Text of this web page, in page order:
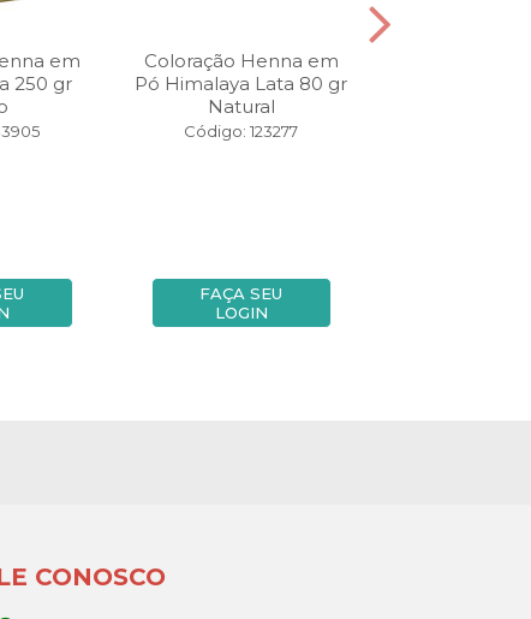
em
250 gr
Coloração Henna em
Pó Himalaya Lata 80 gr
Natural
Código: 123277
FAÇA SEU
LOGIN
CONOSCO